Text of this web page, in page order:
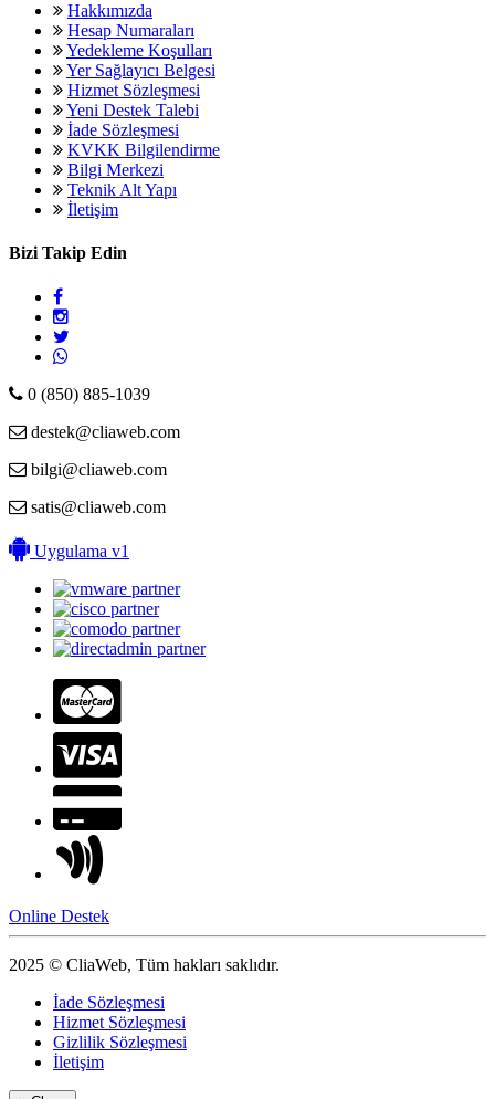
Hakkımızda
Hesap Numaraları
Yedekleme Koşulları
Yer Sağlayıcı Belgesi
Hizmet Sözleşmesi
Yeni Destek Talebi
İade Sözleşmesi
KVKK Bilgilendirme
Bilgi Merkezi
Teknik Alt Yapı
İletişim
Bizi Takip Edin
0 (850) 885-1039
destek@cliaweb.com
bilgi@cliaweb.com
satis@cliaweb.com
Uygulama v1
Online Destek
2025 © CliaWeb, Tüm hakları saklıdır.
İade Sözleşmesi
Hizmet Sözleşmesi
Gizlilik Sözleşmesi
İletişim